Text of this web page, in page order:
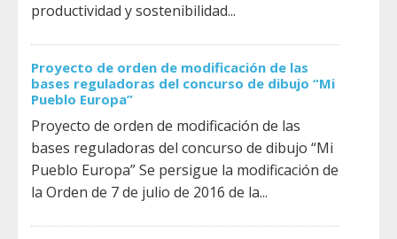
productividad y sostenibilidad...
Proyecto de orden de modificación de las
bases reguladoras del concurso de dibujo “Mi
Pueblo Europa”
Proyecto de orden de modificación de las
bases reguladoras del concurso de dibujo “Mi
Pueblo Europa” Se persigue la modificación de
la Orden de 7 de julio de 2016 de la...